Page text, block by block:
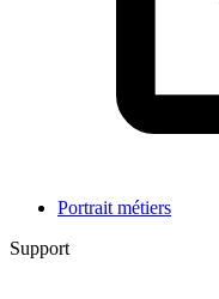
Portrait métiers
Support